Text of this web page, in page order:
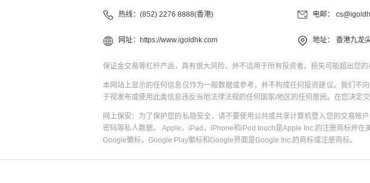
热线：(852) 2276 8888(香港) 电邮：
网址： https://www.igoldhk.com 地址： 香港九龙
保证金交易等杠杆产品，具有很大风险，并不适用于所有投资者。损失可能超出您
本网站上显示的任何信息仅作为一般数据或参考，并不构成任何投资建议。我们不
于视发布或使用此类信息违反当地法律法规的任何国家/地区的任何居民。在您决定
网上保安：为了保护您的私隐安全，请不要使用公共或共享计算机登入您的交易帐
密码等私人数据。 Apple，iPad，iPhone和iPod touch是Apple Inc.的注册商标并
Google徽标，Google Play徽标和Google界面是Google Inc.的商标或注册商标。